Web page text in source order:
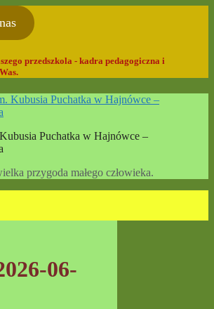
przedszkola - kadra pedagogiczna i
Puchatka w Hajnówce –
przygoda małego człowieka.
06-